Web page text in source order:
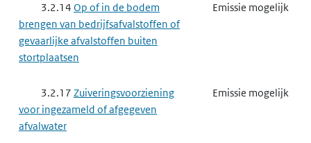
een ippc-installatie voor het
voorbehandelen of het verven van
textielvezels of textiel
3.4.3Buisleiding met gevaarlijke
stoffen
3.2.14 Op of in de bodem
brengen van bedrijfsafvalstoffen of
gevaarlijke afvalstoffen buiten
stortplaatsen
Emissie mogelijk
3.2.17 Zuiveringsvoorziening
voor ingezameld of afgegeven
afvalwater
Emissie mogelijk